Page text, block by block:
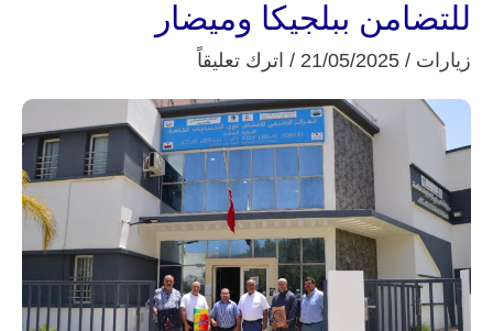
للتضامن ببلجيكا وميضار
زيارات /
21/05/2025
/ اترك تعليقاً
وفد
جمعية
أوروميد
للتضامن
ببلجيكا
وميضار